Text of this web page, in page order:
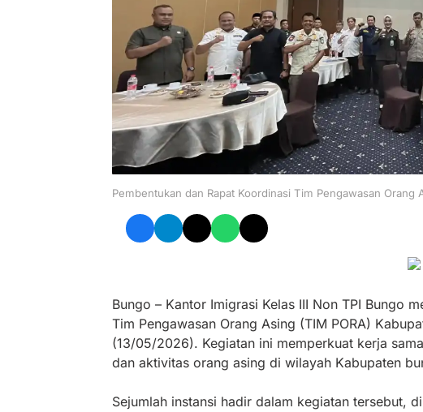
Pembentukan dan Rapat Koordinasi Tim Pengawasan
Bungo – Kantor Imigrasi Kelas III Non TPI Bungo
Tim Pengawasan Orang Asing (TIM PORA)
(13/05/2026). Kegiatan ini memperkuat kerja
dan aktivitas orang asing di wilayah Kabupaten
Sejumlah instansi hadir dalam kegiatan tersebut,